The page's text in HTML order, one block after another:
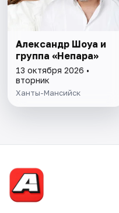
Александр Шоуа и
группа «Непара»
13 октября 2026 •
вторник
Ханты-Мансийск